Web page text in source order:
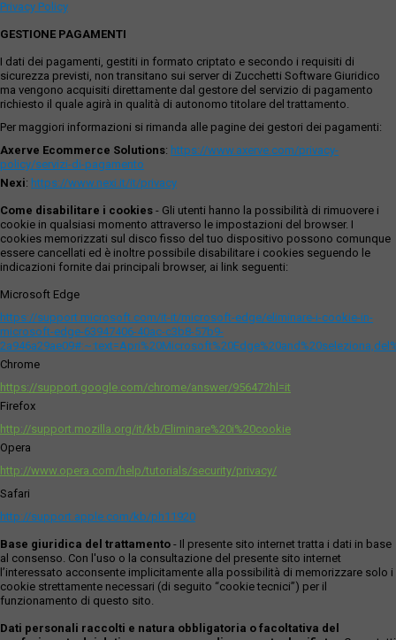
Privacy Policy
GESTIONE PAGAMENTI
I dati dei pagamenti, gestiti in formato criptato e secondo i requisiti di
sicurezza previsti, non transitano sui server di Zucchetti Software Giuridico
ma vengono acquisiti direttamente dal gestore del servizio di pagamento
richiesto il quale agirà in qualità di autonomo titolare del trattamento.
Per maggiori informazioni si rimanda alle pagine dei gestori dei pagamenti:
Axerve Ecommerce Solutions: https://www.axerve.com/privacy-
policy/servizi-di-pagamento
Nexi: https://www.nexi.it/it/privacy
Come disabilitare i cookies - Gli utenti hanno la possibilità di rimuovere i
cookie in qualsiasi momento attraverso le impostazioni del browser. I
cookies memorizzati sul disco fisso del tuo dispositivo possono comunque
essere cancellati ed è inoltre possibile disabilitare i cookies seguendo le
indicazioni fornite dai principali browser, ai link seguenti:
Microsoft Edge
https://support.microsoft.com/it-it/microsoft-edge/eliminare-i-cookie-in-
microsoft-edge-63947406-40ac-c3b8-57b9-
Chrome
https://support.google.com/chrome/answer/95647?hl=it
Firefox
http://support.mozilla.org/it/kb/Eliminare%20i%20cookie
Opera
http://www.opera.com/help/tutorials/security/privacy/
Safari
http://support.apple.com/kb/ph11920
Base giuridica del trattamento - Il presente sito internet tratta i dati in base
al consenso. Con l'uso o la consultazione del presente sito internet
l’interessato acconsente implicitamente alla possibilità di memorizzare solo i
cookie strettamente necessari (di seguito “cookie tecnici”) per il
funzionamento di questo sito.
Dati personali raccolti e natura obbligatoria o facoltativa del